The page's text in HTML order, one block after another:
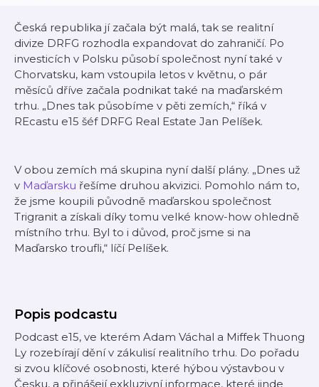
Česká republika jí začala být malá, tak se realitní
divize DRFG rozhodla expandovat do zahraničí. Po
investicích v Polsku působí společnost nyní také v
Chorvatsku, kam vstoupila letos v květnu, o pár
měsíců dříve začala podnikat také na maďarském
trhu. „Dnes tak působíme v pěti zemích,“ říká v
REcastu e15 šéf DRFG Real Estate Jan Pelíšek.
V obou zemích má skupina nyní další plány. „Dnes už
v Maďarsku řešíme druhou akvizici. Pomohlo nám to,
že jsme koupili původně maďarskou společnost
Trigranit a získali díky tomu velké know-how ohledně
místního trhu. Byl to i důvod, proč jsme si na
Maďarsko troufli,“ líčí Pelíšek.
Popis podcastu
Podcast e15, ve kterém Adam Váchal a Miffek Thuong
Ly rozebírají dění v zákulisí realitního trhu. Do pořadu
si zvou klíčové osobnosti, které hýbou výstavbou v
Česku, a přinášejí exkluzivní informace, které jinde